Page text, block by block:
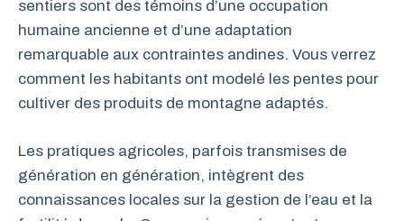
sentiers sont des témoins d’une occupation
humaine ancienne et d’une adaptation
remarquable aux contraintes andines. Vous verrez
comment les habitants ont modelé les pentes pour
cultiver des produits de montagne adaptés.
Les pratiques agricoles, parfois transmises de
génération en génération, intègrent des
connaissances locales sur la gestion de l’eau et la